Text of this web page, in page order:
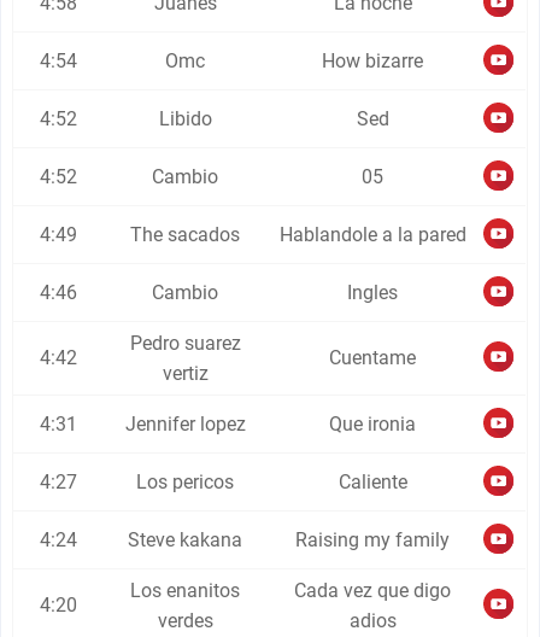
4:54 Omc How bizarre
4:52 Libido Sed
4:52 Cambio 05
4:49 The sacados Hablandole a la pared
4:46 Cambio Ingles
4:42
Pedro suarez
vertiz
Cuentame
4:31 Jennifer lopez Que ironia
4:27 Los pericos Caliente
4:24 Steve kakana Raising my family
4:20
Los enanitos
verdes
Cada vez que digo
adios